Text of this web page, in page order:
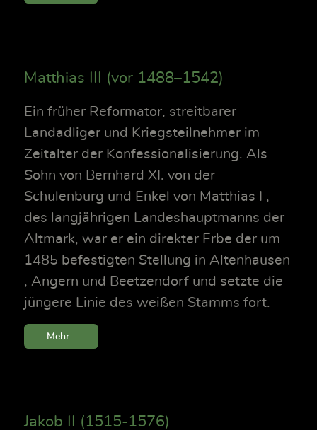
Matthias III (vor 1488–1542)
Ein früher Reformator, streitbarer
Landadliger und Kriegsteilnehmer im
Zeitalter der Konfessionalisierung. Als
Sohn von Bernhard XI. von der
Schulenburg und Enkel von Matthias I ,
des langjährigen Landeshauptmanns der
Altmark, war er ein direkter Erbe der um
1485 befestigten Stellung in Altenhausen
, Angern und Beetzendorf und setzte die
jüngere Linie des weißen Stamms fort.
Mehr...
Jakob II (1515-1576)